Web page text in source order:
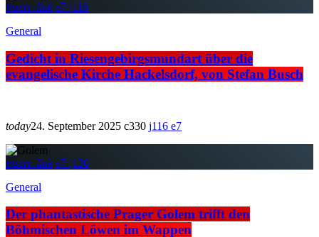
insert_link 7 116
General
Gedicht in Riesengebirgsmundart über die
evangelische Kirche Hackelsdorf, von Stefan Busch
today24. September 2025 330 116 7
insert_link 7 120
General
Der phantastische Prager Golem trifft den
Böhmischen Löwen im Wappen